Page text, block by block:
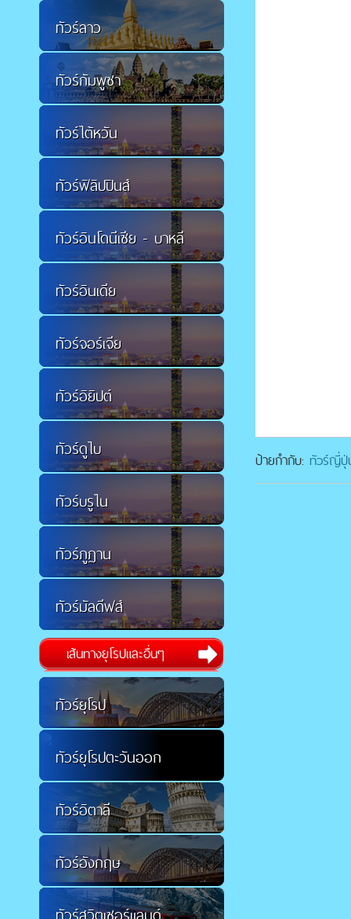
ทัวร์ลาว
ทัวร์กัมพูชา
ทัวร์ไต้หวัน
ทัวร์ฟิลิปปินส์
ทัวร์อินโดนีเซีย - บาหลี
ทัวร์อินเดีย
ทัวร์จอร์เจีย
ทัวร์อิยิปต์
ทัวร์ดูไบ
ทัวร์บรูไน
ทัวร์ภูฏาน
ทัวร์มัลดีฟส์
เส้นทางยุโรปและอื่นๆ
ทัวร์ยุโรป
ทัวร์ยุโรปตะวันออก
ทัวร์อิตาลี
ทัวร์อังกฤษ
ป้ายกำกับ: ทัวร์ญี่ปุ่